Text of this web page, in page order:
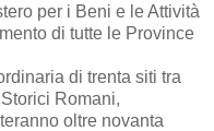
per i Beni e le Attività
di tutte le Province
di trenta siti tra
Romani,
oltre novanta